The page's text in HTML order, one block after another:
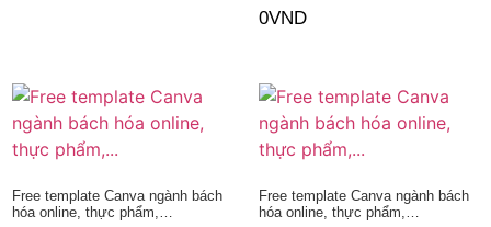
0VND
Free template Canva ngành bách
hóa online, thực phẩm,…
Free template Canva ngành bách
hóa online, thực phẩm,…